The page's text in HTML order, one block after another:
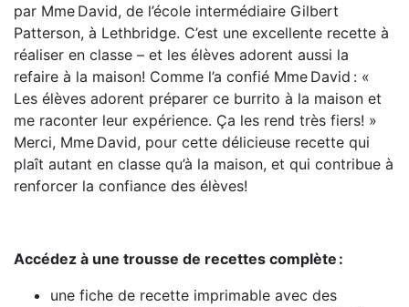
par Mme David, de l’école intermédiaire Gilbert
Patterson, à Lethbridge. C’est une excellente recette à
réaliser en classe – et les élèves adorent aussi la
refaire à la maison! Comme l’a confié Mme David : «
Les élèves adorent préparer ce burrito à la maison et
me raconter leur expérience. Ça les rend très fiers! »
Merci, Mme David, pour cette délicieuse recette qui
plaît autant en classe qu’à la maison, et qui contribue à
renforcer la confiance des élèves!
Accédez à une trousse de recettes complète :
une fiche de recette imprimable avec des